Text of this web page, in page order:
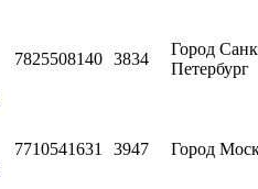
7825508140 3834
Город
Петербург
7710541631 3947 Город